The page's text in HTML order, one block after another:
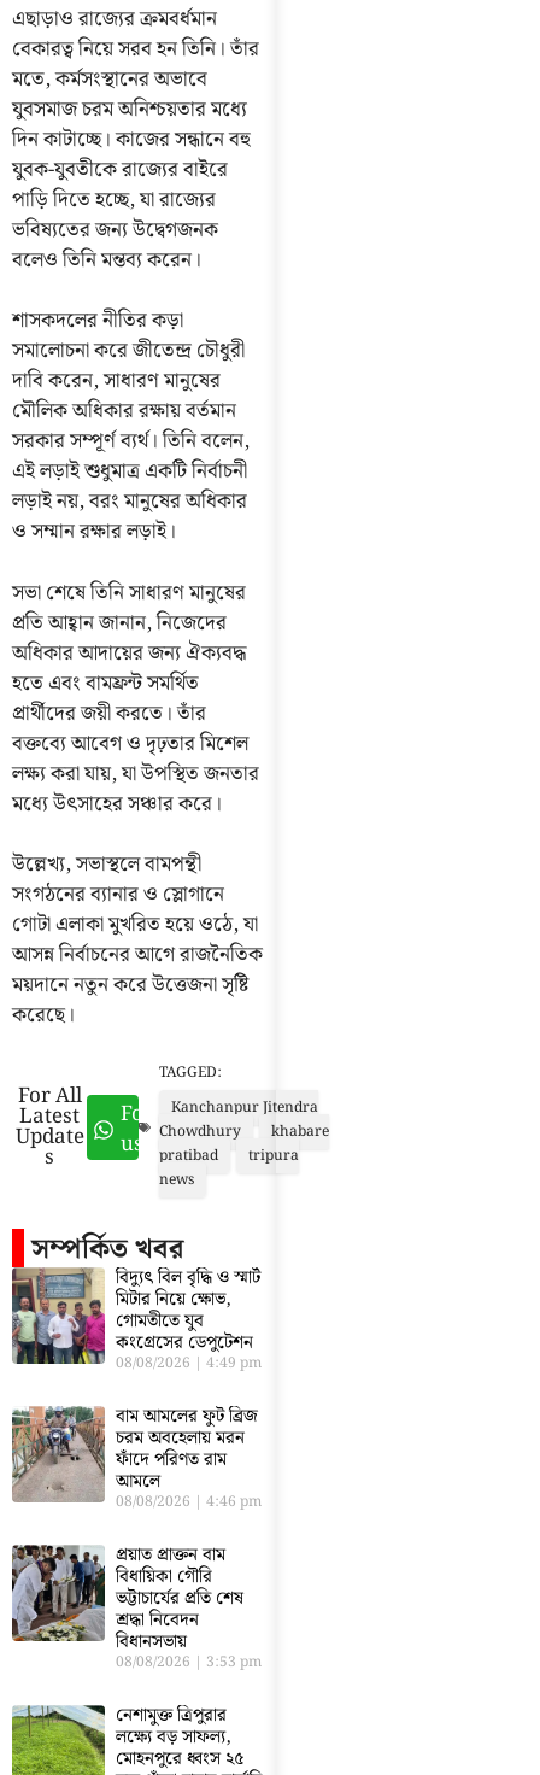
এছাড়াও রাজ্যের ক্রমবর্ধমান
বেকারত্ব নিয়ে সরব হন তিনি। তাঁর
মতে, কর্মসংস্থানের অভাবে
যুবসমাজ চরম অনিশ্চয়তার মধ্যে
দিন কাটাচ্ছে। কাজের সন্ধানে বহু
যুবক-যুবতীকে রাজ্যের বাইরে
পাড়ি দিতে হচ্ছে, যা রাজ্যের
ভবিষ্যতের জন্য উদ্বেগজনক
বলেও তিনি মন্তব্য করেন।
শাসকদলের নীতির কড়া
সমালোচনা করে জীতেন্দ্র চৌধুরী
দাবি করেন, সাধারণ মানুষের
মৌলিক অধিকার রক্ষায় বর্তমান
সরকার সম্পূর্ণ ব্যর্থ। তিনি বলেন,
এই লড়াই শুধুমাত্র একটি নির্বাচনী
লড়াই নয়, বরং মানুষের অধিকার
ও সম্মান রক্ষার লড়াই।
সভা শেষে তিনি সাধারণ মানুষের
প্রতি আহ্বান জানান, নিজেদের
অধিকার আদায়ের জন্য ঐক্যবদ্ধ
হতে এবং বামফ্রন্ট সমর্থিত
প্রার্থীদের জয়ী করতে। তাঁর
বক্তব্যে আবেগ ও দৃঢ়তার মিশেল
লক্ষ্য করা যায়, যা উপস্থিত জনতার
মধ্যে উৎসাহের সঞ্চার করে।
উল্লেখ্য, সভাস্থলে বামপন্থী
সংগঠনের ব্যানার ও স্লোগানে
গোটা এলাকা মুখরিত হয়ে ওঠে, যা
আসন্ন নির্বাচনের আগে রাজনৈতিক
ময়দানে নতুন করে উত্তেজনা সৃষ্টি
করেছে।
For All
Latest
Update
s
Follow
us
TAGGED:
Kanchanpur Jitendra
Chowdhury
khabare
pratibad
tripura
news
সম্পর্কিত খবর
বিদ্যুৎ বিল বৃদ্ধি ও স্মার্ট
মিটার নিয়ে ক্ষোভ,
গোমতীতে যুব
কংগ্রেসের ডেপুটেশন
08/08/2026 4:49 pm
বাম আমলের ফুট ব্রিজ
চরম অবহেলায় মরন
ফাঁদে পরিণত রাম
আমলে
08/08/2026 4:46 pm
প্রয়াত প্রাক্তন বাম
বিধায়িকা গৌরি
ভট্টাচার্যের প্রতি শেষ
শ্রদ্ধা নিবেদন
বিধানসভায়
08/08/2026 3:53 pm
নেশামুক্ত ত্রিপুরার
লক্ষ্যে বড় সাফল্য,
মোহনপুরে ধ্বংস ২৫